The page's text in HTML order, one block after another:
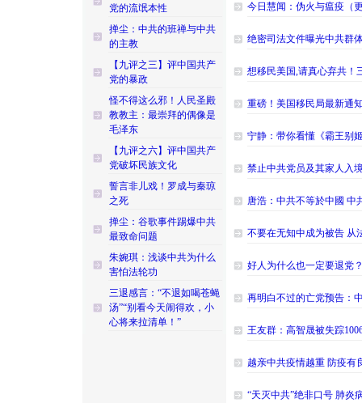
党的流氓本性
掸尘：中共的班禅与中共
的主教
【九评之三】评中国共产
党的暴政
怪不得这么邪！人民圣殿
教教主：最崇拜的偶像是
毛泽东
【九评之六】评中国共产
党破坏民族文化
誓言非儿戏！罗成与秦琼
之死
掸尘：谷歌事件踢爆中共
最致命问题
朱婉琪：浅谈中共为什么
害怕法轮功
三退感言：“不退如喝苍蝇
汤”“别看今天闹得欢，小
心将来拉清单！”
今日慧闻：伪火与瘟疫（
绝密司法文件曝光中共群
想移民美国,请真心弃共！
重磅！美国移民局最新通
宁静：带你看懂《霸王别
禁止中共党员及其家人入
唐浩：中共不等於中國 中
不要在无知中成为被告 从
好人为什么也一定要退党
再明白不过的亡党预告：
王友群：高智晟被失踪
越亲中共疫情越重 防疫有
“天灭中共”绝非口号 肺炎